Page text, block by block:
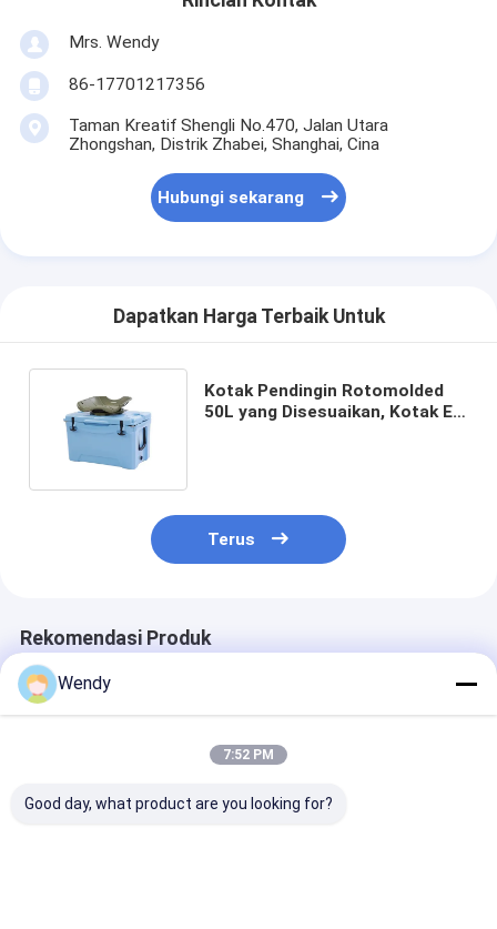
Mrs. Wendy
86-17701217356
Taman Kreatif Shengli No.470, Jalan Utara
Zhongshan, Distrik Zhabei, Shanghai, Cina
Hubungi sekarang
Dapatkan Harga Terbaik Untuk
Kotak Pendingin Rotomolded
50L yang Disesuaikan, Kotak Es
Terus
Rekomendasi Produk
Wendy
7:52 PM
Good day, what product are you looking for?